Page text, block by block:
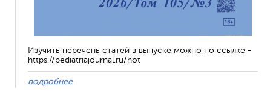
Изучить перечень статей в выпуске можно по ссылке -
https://pediatriajournal.ru/hot
подробнее